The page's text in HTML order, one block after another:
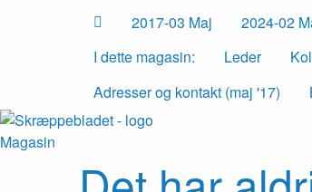
2017-03 Maj 2024-02
I dette magasin:
Leder
Adresser og kontakt (maj '17)
Magasin